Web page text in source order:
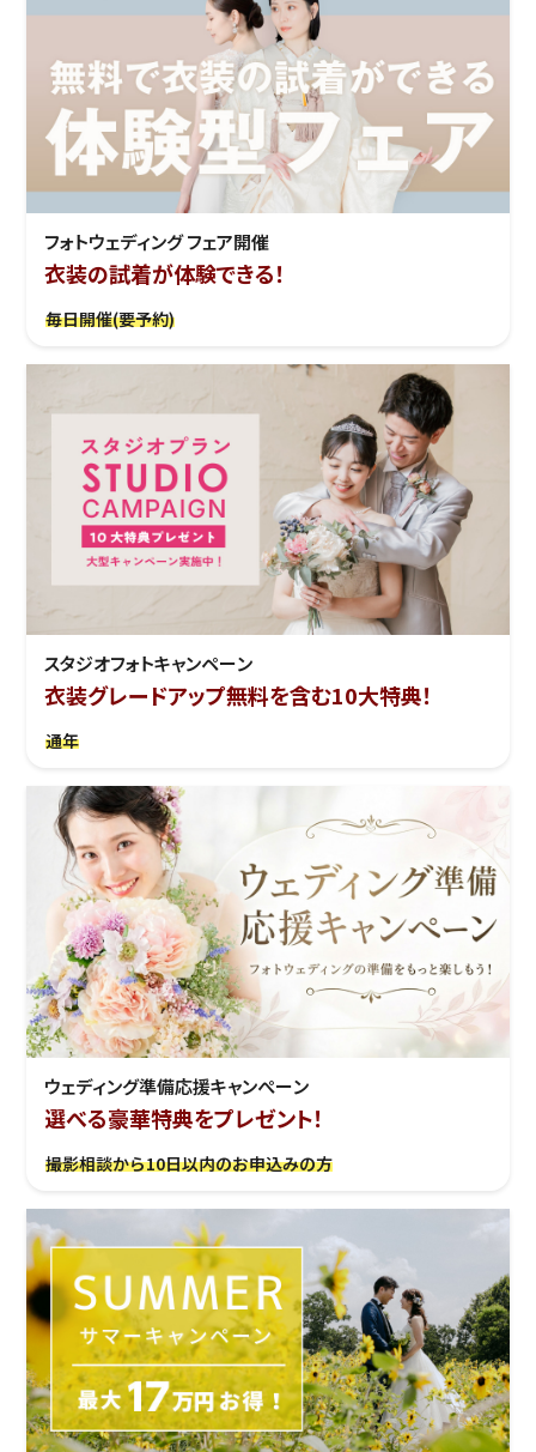
フォトウェディング フェア開催
衣装の試着が体験できる！
毎日開催(要予約)
スタジオフォトキャンペーン
衣装グレードアップ無料を含む10大特典！
通年
ウェディング準備応援キャンぺーン
選べる豪華特典をプレゼント！
撮影相談から10日以内のお申込みの方